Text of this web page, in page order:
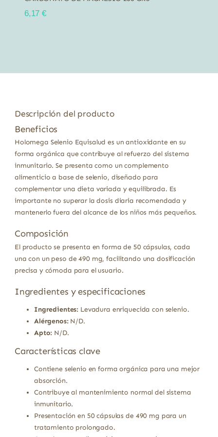
6,17€
Descripción del producto
Beneficios
Holomega Selenio Equisalud es un antioxidante en su
forma orgánica que contribuye al refuerzo del sistema
inmunitario. Se presenta como un complemento
alimenticio a base de selenio, diseñado para
complementar una dieta variada y equilibrada. Es
importante no superar la dosis diaria recomendada y
mantenerlo fuera del alcance de los niños más pequeños.
Composición
El producto se presenta en forma de 50 cápsulas, cada
una con un peso de 490 mg, facilitando una dosificación
precisa y cómoda para el usuario.
Ingredientes y especificaciones
Ingredientes: Levadura enriquecida con selenio.
Alérgenos:N/D.
Apto: N/D.
Características clave
Contiene selenio en forma orgánica para una mejor
absorción.
Contribuye al mantenimiento normal del sistema
inmunitario.
Presentación en 50 cápsulas de 490 mg para un
tratamiento prolongado.